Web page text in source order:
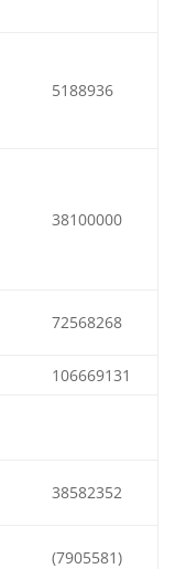
5188936
38100000
72568268
106669131
38582352
(7905581)